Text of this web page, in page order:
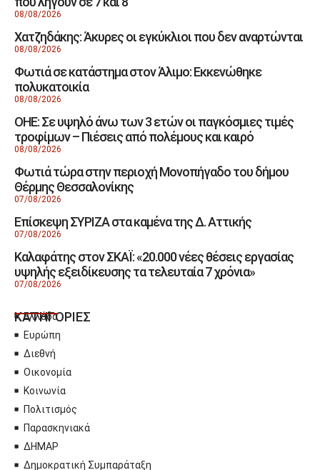
08/08/2026
Χατζηδάκης: Άκυρες οι εγκύκλιοι που δεν αναρτώνται
08/08/2026
Φωτιά σε κατάστημα στον Άλιμο: Εκκενώθηκε
πολυκατοικία
08/08/2026
ΟΗΕ: Σε υψηλό άνω των 3 ετών οι παγκόσμιες τιμές
τροφίμων – Πιέσεις από πολέμους και καιρό
08/08/2026
Φωτιά τώρα στην περιοχή Μονοπήγαδο του δήμου
Θέρμης Θεσσαλονίκης
07/08/2026
Επίσκεψη ΣΥΡΙΖΑ στα καμένα της Δ. Αττικής
07/08/2026
Καλαφάτης στον ΣΚΑΪ: «20.000 νέες θέσεις εργασίας
υψηλής εξειδίκευσης τα τελευταία 7 χρόνια»
07/08/2026
ΚΑΤΗΓΟΡΙΕΣ
Ελλάδα
Ευρώπη
Διεθνή
Οικονομία
Κοινωνία
Πολιτισμός
Παρασκηνιακά
ΔΗΜΑΡ
Δημοκρατική Συμπαράταξη